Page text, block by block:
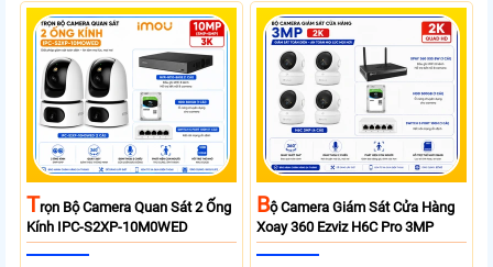
TRọn Bộ Camera Quan Sát 2 Ống
Kính IPC-S2XP-10M0WED
BỘ Camera Giám Sát Cửa Hàng
Xoay 360 Ezviz H6C Pro 3MP